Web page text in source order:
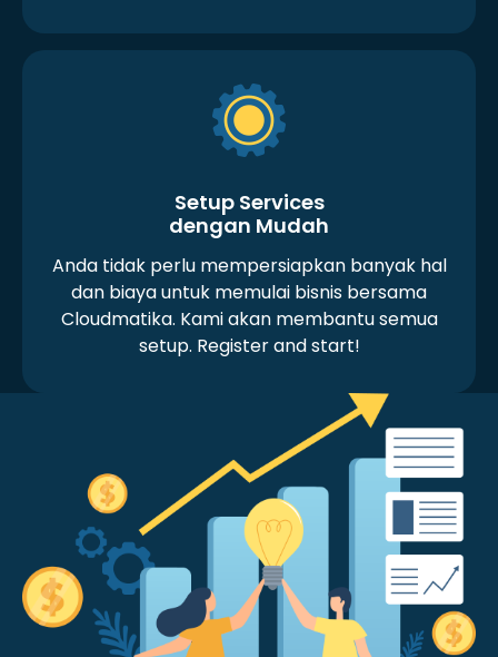
Setup Services
dengan Mudah
Anda tidak perlu mempersiapkan banyak hal
dan biaya untuk memulai bisnis bersama
Cloudmatika. Kami akan membantu semua
setup. Register and start!